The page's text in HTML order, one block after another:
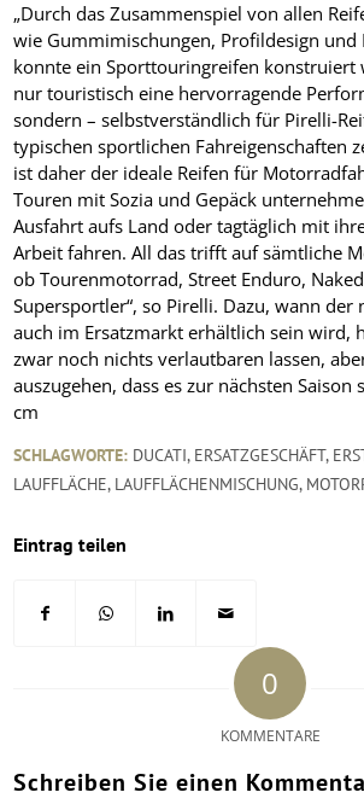
„Durch das Zusammenspiel von allen
wie Gummimischungen, Profildesign und
konnte ein Sporttouringreifen konstruiert
nur touristisch eine hervorragende
sondern – selbstverständlich für Pirelli-
typischen sportlichen Fahreigenschaften
ist daher der ideale Reifen für
Touren mit Sozia und Gepäck
Ausfahrt aufs Land oder tagtäglich mit
Arbeit fahren. All das trifft auf sämtliche
ob Tourenmotorrad, Street Enduro,
Supersportler“, so Pirelli. Dazu, wann der
auch im Ersatzmarkt erhältlich sein wird,
zwar noch nichts verlautbaren lassen,
auszugehen, dass es zur nächsten Saison
cm
SCHLAGWORTE: DUCATI, ERSATZGESCHÄFT,
LAUFFLÄCHE, LAUFFLÄCHENMISCHUNG,
Eintrag teilen
0
KOMMENTARE
Schreiben Sie einen